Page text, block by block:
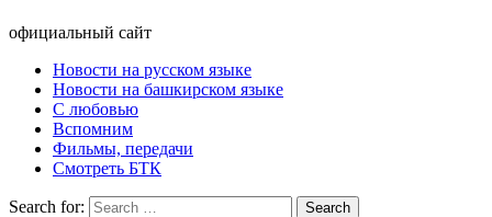
официальный сайт
Новости на русском языке
Новости на башкирском языке
С любовью
Вспомним
Фильмы, передачи
Смотреть БТК
Search for: